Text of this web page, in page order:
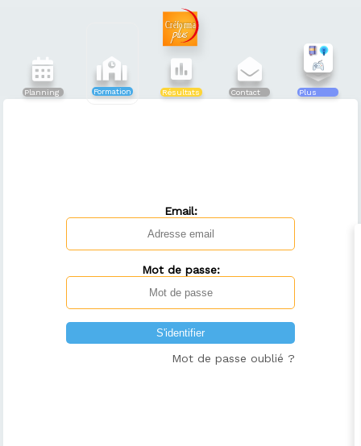
Planning Formation Résultats Contact Plus
Email:
Mot de passe:
Mot de passe oublié ?